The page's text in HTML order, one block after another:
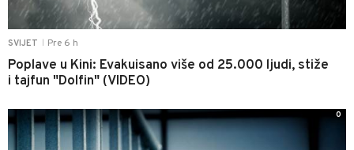
SVIJET Pre 6 h
Poplave u Kini: Evakuisano više od 25.000 ljudi, stiže
i tajfun "Dolfin" (VIDEO)
0